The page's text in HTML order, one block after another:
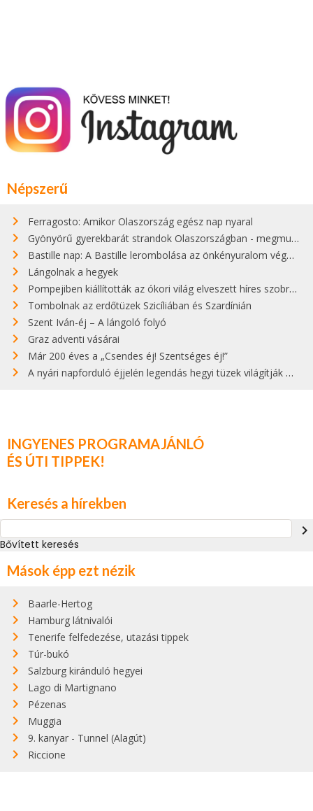
Népszerű
Ferragosto: Amikor Olaszország egész nap nyaral
Gyönyörű gyerekbarát strandok Olaszországban - megmutatjuk a 15 legjobbat
Bastille nap: A Bastille lerombolása az önkényuralom végét jelentette
Lángolnak a hegyek
Pompejiben kiállították az ókori világ elveszett híres szobrának másolatát
Tombolnak az erdőtüzek Szicíliában és Szardínián
Szent Iván-éj – A lángoló folyó
Graz adventi vásárai
Már 200 éves a „Csendes éj! Szentséges éj!”
A nyári napforduló éjjelén legendás hegyi tüzek világítják meg Zugspitzét
INGYENES PROGRAMAJÁNLÓ
ÉS ÚTI TIPPEK!
Keresés a hírekben
navigate_next
Bővített keresés
Mások épp ezt nézik
Baarle-Hertog
Hamburg látnivalói
Tenerife felfedezése, utazási tippek
Túr-bukó
Salzburg kiránduló hegyei
Lago di Martignano
Pézenas
Muggia
9. kanyar - Tunnel (Alagút)
Riccione